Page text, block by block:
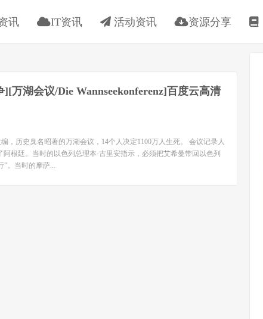
讯 IT资讯 活动资讯 资源分享
][万湖会议/Die Wannseekonferenz]百度云高清
，历史臭名昭著的万湖会议，14个人决定1100万人生死。 会议记录人
阿根廷。当时的以色列总理本·古里安指示，必须把艾希曼带回以色列
”。当时的摩萨...